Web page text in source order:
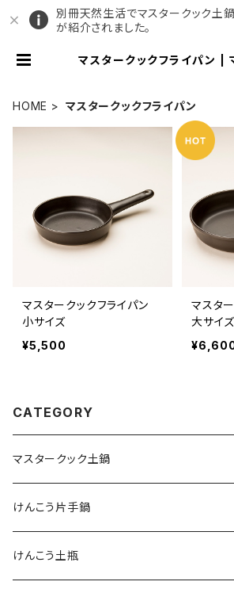
別冊天然生活でマスタークック土
が紹介されました。
マスタークックフライパン |
HOME マスタークックフライパン
マスタークックフライパン
小サイズ
¥5,500
マスタ
大サイズ
CATEGORY
マスタークック土鍋
けんこう片手鍋
けんこう土瓶